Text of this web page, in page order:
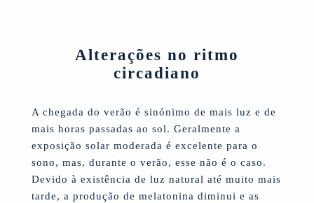
Alterações no ritmo
circadiano
A chegada do verão é sinónimo de mais luz e de
mais horas passadas ao sol. Geralmente a
exposição solar moderada é excelente para o
sono, mas, durante o verão, esse não é o caso.
Devido à existência de luz natural até muito mais
tarde, a produção de melatonina diminui e as